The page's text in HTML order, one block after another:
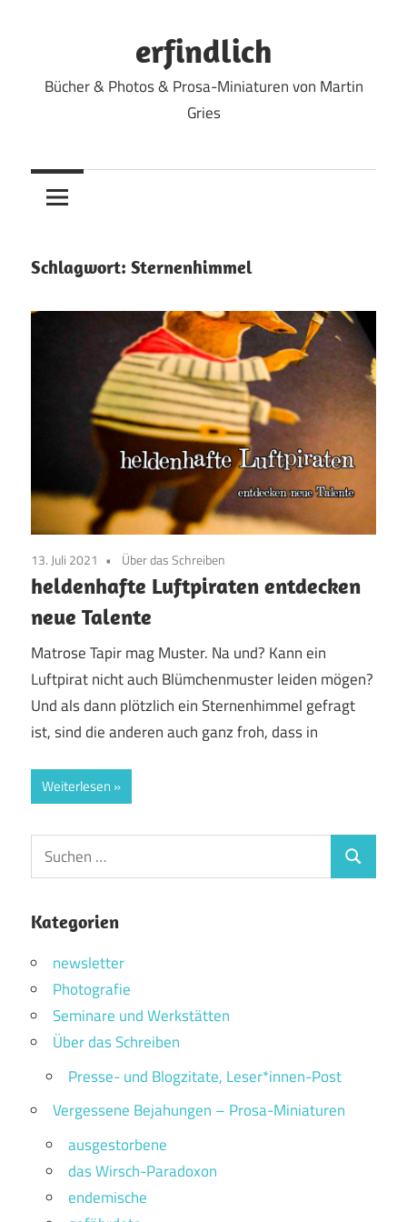
erfindlich
Bücher & Photos & Prosa-Miniaturen von Martin
Gries
Schlagwort: Sternenhimmel
13. Juli 2021 Über das Schreiben
heldenhafte Luftpiraten entdecken
neue Talente
Matrose Tapir mag Muster. Na und? Kann ein
Luftpirat nicht auch Blümchenmuster leiden mögen?
Und als dann plötzlich ein Sternenhimmel gefragt
ist, sind die anderen auch ganz froh, dass in
Weiterlesen
Suchen
nach:
Suchen
Kategorien
newsletter
Photografie
Seminare und Werkstätten
Über das Schreiben
Presse- und Blogzitate, Leser*innen-Post
Vergessene Bejahungen – Prosa-Miniaturen
ausgestorbene
das Wirsch-Paradoxon
endemische